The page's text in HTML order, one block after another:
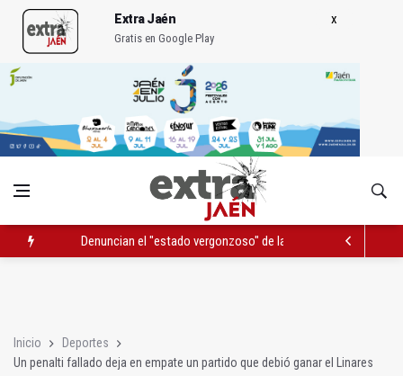
Extra Jaén
Gratis en Google Play
Denuncian el "estado vergonzoso" de la JV-3266 en Hinojares
Inicio
Deportes
Un penalti fallado deja en empate un partido que debió ganar el Linares